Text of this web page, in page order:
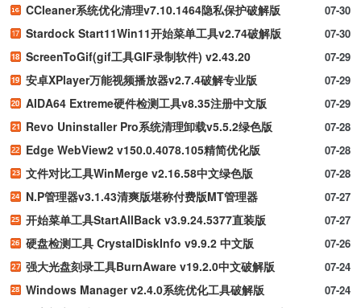
07-30
CCleaner系统优化清理v7.10.1464隐私保护破解版
07-30
Stardock Start11Win11开始菜单工具v2.74破解版
07-29
ScreenToGif(gif工具GIF录制软件) v2.43.20
07-29
安卓XPlayer万能视频播放器v2.7.4破解专业版
07-29
AIDA64 Extreme硬件检测工具v8.35注册中文版
07-28
Revo Uninstaller Pro系统清理卸载v5.5.2绿色版
07-28
Edge WebView2 v150.0.4078.105精简优化版
07-28
文件对比工具WinMerge v2.16.58中文绿色版
07-27
N.P管理器v3.1.43清爽版堪称付费版MT管理器
07-27
开始菜单工具StartAllBack v3.9.24.5377直装版
07-26
硬盘检测工具 CrystalDiskInfo v9.9.2 中文版
07-24
强大光盘刻录工具BurnAware v19.2.0中文破解版
07-24
Windows Manager v2.4.0系统优化工具破解版